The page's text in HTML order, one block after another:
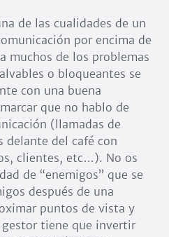
de las cualidades de un
por encima de
muchos de los problemas
o bloqueantes se
con una buena
que no hablo de
(llamadas de
delante del café con
clientes, etc…). No os
de “enemigos” que se
después de una
puntos de vista y
gestor tiene que invertir